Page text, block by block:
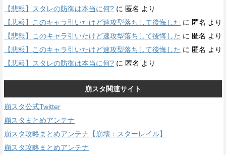
【悲報】スタレの防御は本当に何? に 匿名 より
【悲報】このキャラ引いたけど速攻型落ちして後悔した に 匿名 より
【悲報】このキャラ引いたけど速攻型落ちして後悔した に 匿名 より
【悲報】このキャラ引いたけど速攻型落ちして後悔した に 匿名 より
【悲報】スタレの防御は本当に何? に 匿名 より
崩スタ関連サイト
崩スタ公式Twitter
崩スタまとめアンテナ
崩スタ攻略まとめアンテナ【崩壊：スターレイル】
崩スタ攻略まとめアンテナ